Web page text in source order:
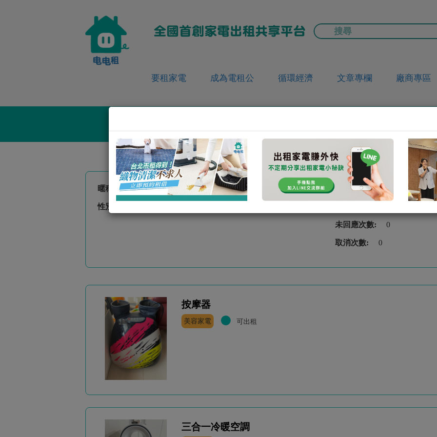
要租家電 成為電租公 循環經濟 文章專欄 廠商專區
暱稱: 珍妮
性別:
我的評價: 0
未回應次數: 0
取消次數: 0
按摩器
美容家電 可出租
三合一冷暖空調